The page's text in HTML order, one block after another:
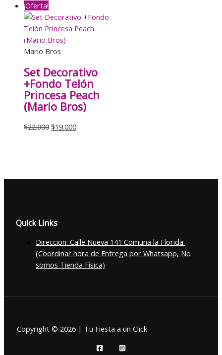
original
era:
$20.000.
actual
es:
¡Oferta!
Mario Bros
Set Decorativo
+Fondo Telón
Princesa Peach
(Mario Bros)
$22.000 El
$19.000El
Quick Links
Direccion: Calle Nueva 141 Comuna la Florida.
(Coordinar hora de Entrega por Whatsapp, No
somos Tienda Física)
Copyright © 2026 | Tu Fiesta a un Click